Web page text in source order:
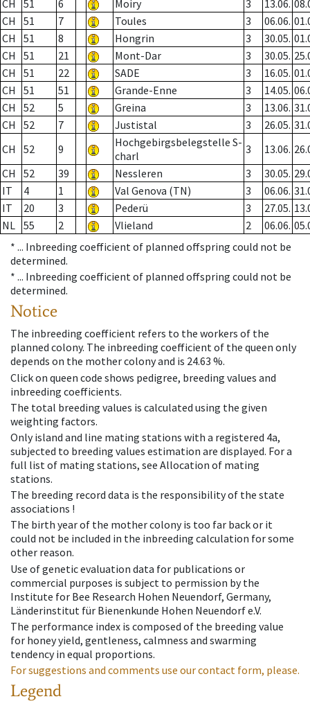
CH 51 6 Moiry 3 13.06.
CH
51 7 Toules 3 06.06.
CH
51 8 Hongrin 3 30.05.
CH
51 21 Mont-Dar 3 30.05.
CH
51 22 SADE 3 16.05.
CH
51 51 Grande-Enne 3 14.05.
CH
52 5 Greina 3 13.06.
CH
52 7 Justistal 3 26.05.
CH
52 9
Hochgebirgsbelegstelle S-
charl
3 13.06.
CH
52 39 Nessleren 3 30.05.
IT
4 1 Val Genova (TN) 3 06.06.
IT
20 3 Pederü 3 27.05.
NL 55 2 Vlieland 2 06.06.
* ... Inbreeding coefficient of planned offspring could not be
determined.
* ... Inbreeding coefficient of planned offspring could not be
determined.
Notice
The inbreeding coefficient refers to the workers of the
planned colony. The inbreeding coefficient of the queen only
depends on the mother colony and is 24.63 %.
Click on queen code shows pedigree, breeding values and
inbreeding coefficients.
The total breeding values is calculated using the given
weighting factors.
Only island and line mating stations with a registered 4a,
subjected to breeding values estimation are displayed. For a
full list of mating stations, see Allocation of mating
stations.
The breeding record data is the responsibility of the state
associations !
The birth year of the mother colony is too far back or it
could not be included in the inbreeding calculation for some
other reason.
Use of genetic evaluation data for publications or
commercial purposes is subject to permission by the
Institute for Bee Research Hohen Neuendorf, Germany,
Länderinstitut für Bienenkunde Hohen Neuendorf e.V.
The performance index is composed of the breeding value
for honey yield, gentleness, calmness and swarming
tendency in equal proportions.
For suggestions and comments use our contact form, please.
Legend